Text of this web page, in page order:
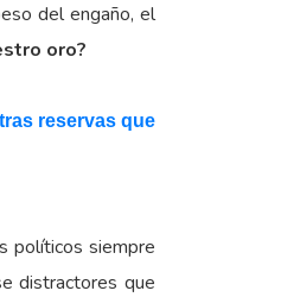
del engaño, el
oro?
reservas que
políticos siempre
distractores que